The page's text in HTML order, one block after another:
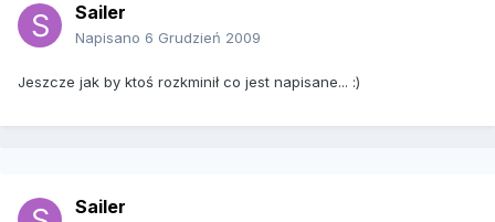
Sailer
Napisano 6 Grudzień 2009
Jeszcze jak by ktoś rozkminił co jest napisane... :)
Sailer